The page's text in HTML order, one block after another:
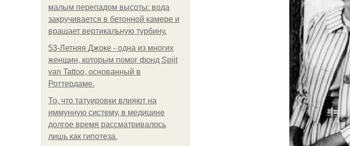
малым перепадом высоты: вода
закручивается в бетонной камере и
вращает вертикальную турбину.
53-Летняя Джоке - одна из многих
женщин, которым помог фонд Spijt
van Tattoo, основанный в
Роттердаме.
То, что татуировки влияют на
иммунную систему, в медицине
долгое время рассматривалось
лишь как гипотеза.